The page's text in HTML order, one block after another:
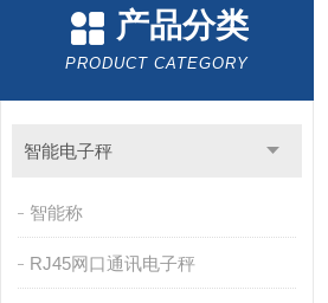
产品分类
PRODUCT CATEGORY
智能电子秤
智能称
RJ45网口通讯电子秤